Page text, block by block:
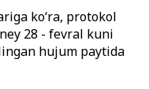
ko‘ra, protokol
28 - fevral kuni
hujum paytida